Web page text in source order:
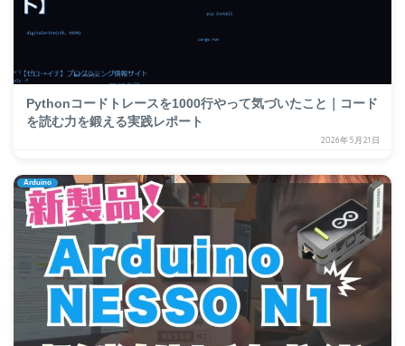
Pythonコードトレースを1000行やって気づいたこと｜コード
を読む力を鍛える実践レポート
2026年5月21日
Arduino